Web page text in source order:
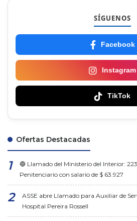
SÍGUENOS
Facebook
Instagram
TikTok
Ofertas Destacadas
🔵 Llamado del Ministerio del Interior:
Penitenciario con salario de $ 63.927
ASSE abre Llamado para Auxiliar de
Hospital Pereira Rossell